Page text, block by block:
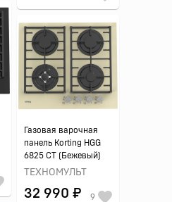
Газовая варочная
панель Korting HGG
6825 CT (Бежевый)
ТЕХНОМУЛЬТ
32 990 ₽ 9